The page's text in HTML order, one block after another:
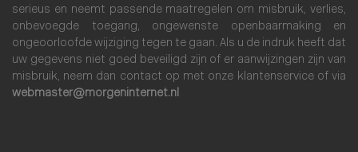
serieus en neemt passende maatregelen om misbruik, verlies,
onbevoegde toegang, ongewenste openbaarmaking en
ongeoorloofde wijziging tegen te gaan. Als u de indruk heeft dat
uw gegevens niet goed beveiligd zijn of er aanwijzingen zijn van
misbruik, neem dan contact op met onze klantenservice of via
webmaster@morgeninternet.nl